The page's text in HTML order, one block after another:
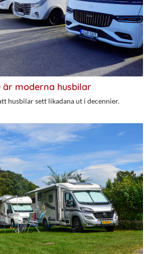
moderna husbilar
husbilar sett likadana ut i decennier.